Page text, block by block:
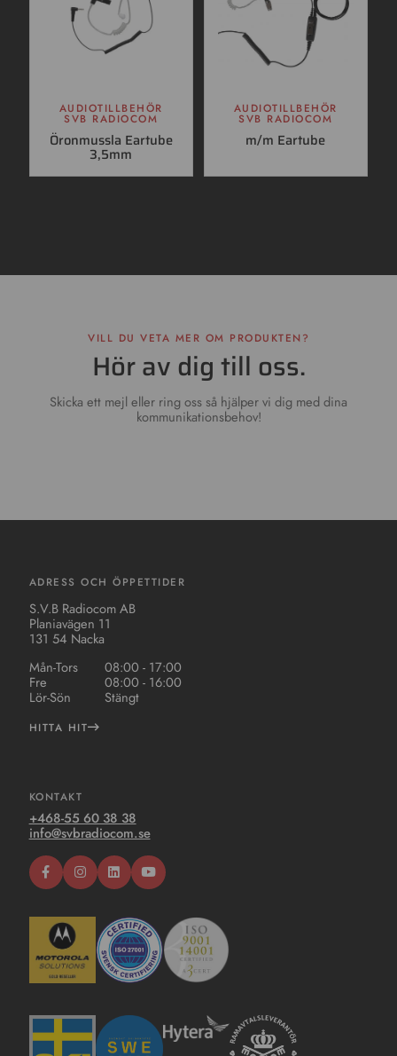
AUDIOTILLBEHÖR
SVB RADIOCOM
Öronmussla Eartube
3,5mm
AUDIOTILLBEHÖR
SVB RADIOCOM
m/m Eartube
VILL DU VETA MER OM PRODUKTEN?
Hör av dig till oss.
Skicka ett mejl eller ring oss så hjälper vi dig med dina
kommunikationsbehov!
ADRESS OCH ÖPPETTIDER
S.V.B Radiocom AB
Planiavägen 11
131 54 Nacka
Mån-Tors
08:00 - 17:00
Fre 08:00 - 16:00
Lör-Sön Stängt
HITTA HIT
KONTAKT
+468-55 60 38 38
info@svbradiocom.se